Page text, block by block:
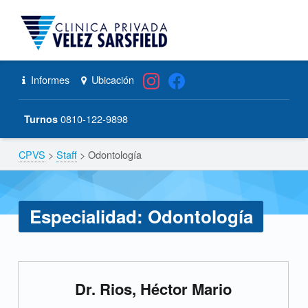
Odontología – CPVS
Primary Menu
Header info sidebar Informes Ubicación
Turnos 0810-122-9898
Breadcrumbs navigation
CPVS > Staff> Odontología
Especialidad: Odontología
Dr. Rios, Héctor Mario